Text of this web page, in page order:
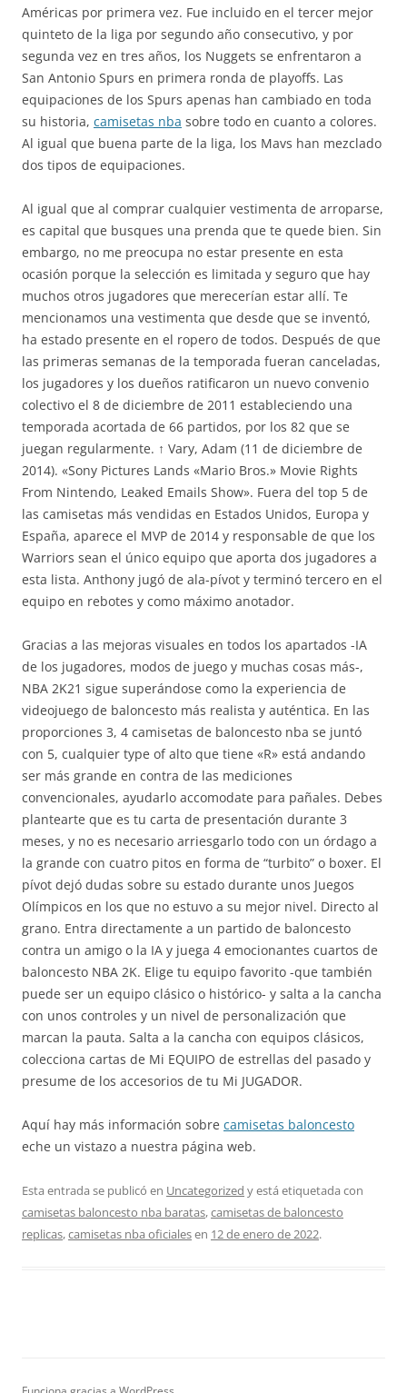
Américas por primera vez. Fue incluido en el tercer mejor
quinteto de la liga por segundo año consecutivo, y por
segunda vez en tres años, los Nuggets se enfrentaron a
San Antonio Spurs en primera ronda de playoffs. Las
equipaciones de los Spurs apenas han cambiado en toda
su historia, camisetas nba sobre todo en cuanto a colores.
Al igual que buena parte de la liga, los Mavs han mezclado
dos tipos de equipaciones.
Al igual que al comprar cualquier vestimenta de arroparse,
es capital que busques una prenda que te quede bien. Sin
embargo, no me preocupa no estar presente en esta
ocasión porque la selección es limitada y seguro que hay
muchos otros jugadores que merecerían estar allí. Te
mencionamos una vestimenta que desde que se inventó,
ha estado presente en el ropero de todos. Después de que
las primeras semanas de la temporada fueran canceladas,
los jugadores y los dueños ratificaron un nuevo convenio
colectivo el 8 de diciembre de 2011 estableciendo una
temporada acortada de 66 partidos, por los 82 que se
juegan regularmente. ↑ Vary, Adam (11 de diciembre de
2014). «Sony Pictures Lands «Mario Bros.» Movie Rights
From Nintendo, Leaked Emails Show». Fuera del top 5 de
las camisetas más vendidas en Estados Unidos, Europa y
España, aparece el MVP de 2014 y responsable de que los
Warriors sean el único equipo que aporta dos jugadores a
esta lista. Anthony jugó de ala-pívot y terminó tercero en el
equipo en rebotes y como máximo anotador.
Gracias a las mejoras visuales en todos los apartados -IA
de los jugadores, modos de juego y muchas cosas más-,
NBA 2K21 sigue superándose como la experiencia de
videojuego de baloncesto más realista y auténtica. En las
proporciones 3, 4 camisetas de baloncesto nba se juntó
con 5, cualquier type of alto que tiene «R» está andando
ser más grande en contra de las mediciones
convencionales, ayudarlo accomodate para pañales. Debes
plantearte que es tu carta de presentación durante 3
meses, y no es necesario arriesgarlo todo con un órdago a
la grande con cuatro pitos en forma de “turbito” o boxer. El
pívot dejó dudas sobre su estado durante unos Juegos
Olímpicos en los que no estuvo a su mejor nivel. Directo al
grano. Entra directamente a un partido de baloncesto
contra un amigo o la IA y juega 4 emocionantes cuartos de
baloncesto NBA 2K. Elige tu equipo favorito -que también
puede ser un equipo clásico o histórico- y salta a la cancha
con unos controles y un nivel de personalización que
marcan la pauta. Salta a la cancha con equipos clásicos,
colecciona cartas de Mi EQUIPO de estrellas del pasado y
presume de los accesorios de tu Mi JUGADOR.
Aquí hay más información sobre camisetas baloncesto
eche un vistazo a nuestra página web.
Esta entrada se publicó en Uncategorized y está etiquetada con
camisetas baloncesto nba baratas,camisetas de baloncesto
replicas,camisetas nba oficialesen 12 de enero de 2022.